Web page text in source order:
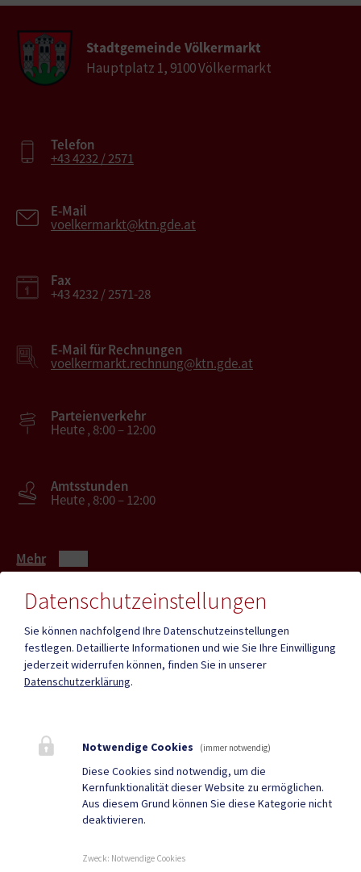
Stadtgemeinde Völkermarkt
Hauptplatz 1, 9100 Völkermarkt
Telefon
+43 4232 / 2571
E-Mail
voelkermarkt@ktn.gde.at
Fax
+43 4232 / 2571-28
E-Mail für Rechnungen
voelkermarkt.rechnung@ktn.gde.at
Parteienverkehr
Heute , 8:00 – 12:00
Amtsstunden
Heute , 8:00 – 12:00
Mehr
ID - Austria
CITIES App
Hochzeit
Sport & Freizeit
Stadtzeitung
Neuigkeiten
Termine
Kundmachungen
Datenschutzeinstellungen
Sie können nachfolgend Ihre Datenschutzeinstellungen
festlegen. Detaillierte Informationen und wie Sie Ihre Einwilligung
jederzeit widerrufen können, finden Sie in unserer
Datenschutzerklärung.
Notwendige Cookies (immer notwendig)
Diese Cookies sind notwendig, um die
Kernfunktionalität dieser Website zu ermöglichen.
Aus diesem Grund können Sie diese Kategorie nicht
deaktivieren.
Zweck: Notwendige Cookies